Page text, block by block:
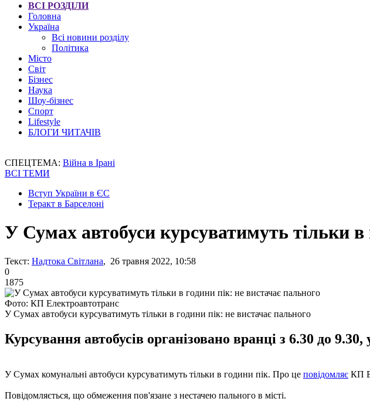
ВСІ РОЗДІЛИ
Головна
Україна
Всі новини розділу
Політика
Місто
Світ
Бізнес
Наука
Шоу-бізнес
Спорт
Lifestyle
БЛОГИ ЧИТАЧІВ
СПЕЦТЕМА: Війна в Ірані
ВСІ ТЕМИ
Вступ України в ЄС
Теракт в Барселоні
У Сумах автобуси курсуватимуть тільки в
Текст: Надтока Світлана, 26 травня 2022, 10:58
0
1875
Фото: КП Електроавтотранс
У Сумах автобуси курсуватимуть тільки в години пік: не вистачає пального
Курсування автобусів організовано вранці з 6.30 до
У Сумах комунальні автобуси курсуватимуть тільки в години пік. Про це повідомляє КП
Повідомляється, що обмеження пов'язане з нестачею пального в місті.